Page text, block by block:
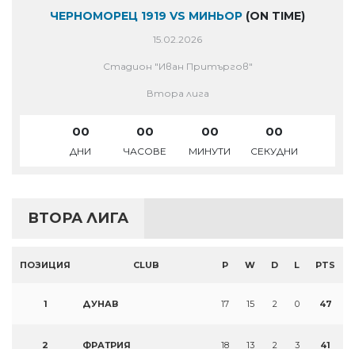
ЧЕРНОМОРЕЦ 1919 VS МИНЬОР (ON TIME)
15.02.2026
Стадион "Иван Притъргов"
Втора лига
00
ДНИ
00
ЧАСОВЕ
00
МИНУТИ
00
СЕКУДНИ
ВТОРА ЛИГА
ПОЗИЦИЯ CLUB P W D L PTS
1 ДУНАВ 17 15 2 0 47
2 ФРАТРИЯ 18 13 2 3 41